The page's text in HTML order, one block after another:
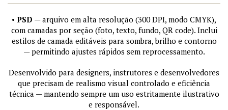
• PSD — arquivo em alta resolução (300 DPI, modo CMYK),
com camadas por seção (foto, texto, fundo, QR code). Inclui
estilos de camada editáveis para sombra, brilho e contorno
— permitindo ajustes rápidos sem reprocessamento.
Desenvolvido para designers, instrutores e desenvolvedores
que precisam de realismo visual controlado e eficiência
técnica — mantendo sempre um uso estritamente ilustrativo
e responsável.